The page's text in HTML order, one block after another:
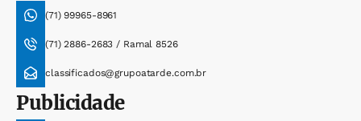
(71) 99965-8961
(71) 2886-2683 / Ramal 8526
classificados@grupoatarde.com.br
Publicidade